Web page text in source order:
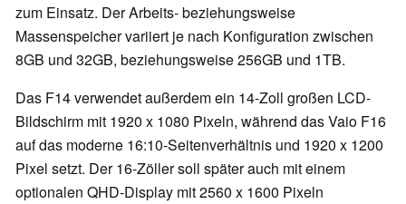
zum Einsatz. Der Arbeits- beziehungsweise
Massenspeicher variiert je nach Konfiguration zwischen
8GB und 32GB, beziehungsweise 256GB und 1TB.
Das F14 verwendet außerdem ein 14-Zoll großen LCD-
Bildschirm mit 1920 x 1080 Pixeln, während das Vaio F16
auf das moderne 16:10-Seitenverhältnis und 1920 x 1200
Pixel setzt. Der 16-Zöller soll später auch mit einem
optionalen QHD-Display mit 2560 x 1600 Pixeln